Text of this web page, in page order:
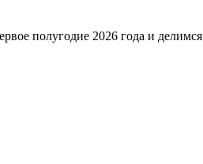
полугодие 2026 года и делимся